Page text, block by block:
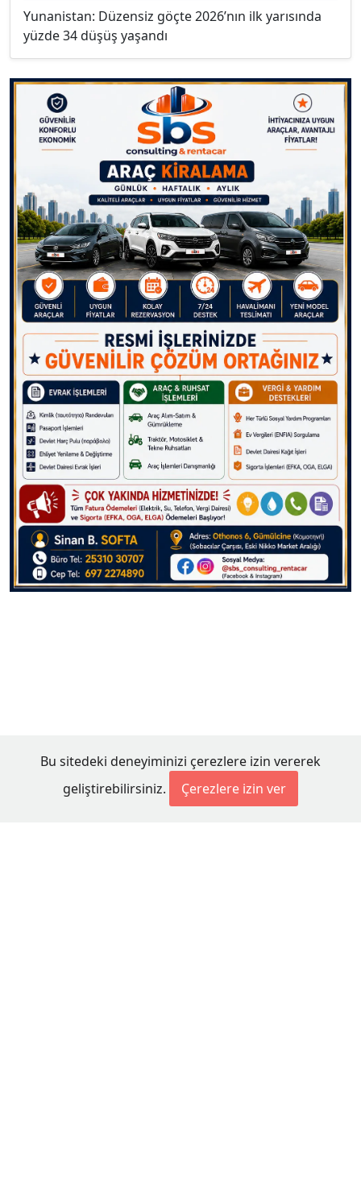
Yunanistan: Düzensiz göçte 2026’nın ilk yarısında
yüzde 34 düşüş yaşandı
Bu sitedeki deneyiminizi çerezlere izin vererek
geliştirebilirsiniz.
Çerezlere izin ver